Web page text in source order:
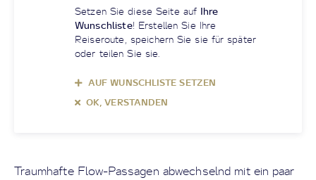
Setzen Sie diese Seite auf Ihre
Wunschliste! Erstellen Sie Ihre
Reiseroute, speichern Sie sie für später
oder teilen Sie sie.
AUF WUNSCHLISTE SETZEN
OK, VERSTANDEN
Traumhafte Flow-Passagen abwechselnd mit ein paar